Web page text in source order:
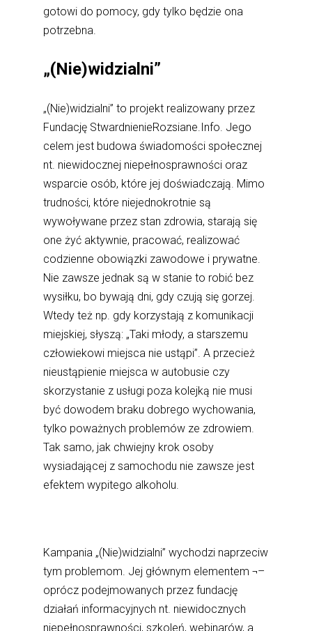
gotowi do pomocy, gdy tylko będzie ona
potrzebna.
„(Nie)widzialni”
„(Nie)widzialni” to projekt realizowany przez
Fundację StwardnienieRozsiane.Info. Jego
celem jest budowa świadomości społecznej
nt. niewidocznej niepełnosprawności oraz
wsparcie osób, które jej doświadczają. Mimo
trudności, które niejednokrotnie są
wywoływane przez stan zdrowia, starają się
one żyć aktywnie, pracować, realizować
codzienne obowiązki zawodowe i prywatne.
Nie zawsze jednak są w stanie to robić bez
wysiłku, bo bywają dni, gdy czują się gorzej.
Wtedy też np. gdy korzystają z komunikacji
miejskiej, słyszą: „Taki młody, a starszemu
człowiekowi miejsca nie ustąpi”. A przecież
nieustąpienie miejsca w autobusie czy
skorzystanie z usługi poza kolejką nie musi
być dowodem braku dobrego wychowania,
tylko poważnych problemów ze zdrowiem.
Tak samo, jak chwiejny krok osoby
wysiadającej z samochodu nie zawsze jest
efektem wypitego alkoholu.
Kampania „(Nie)widzialni” wychodzi naprzeciw
tym problemom. Jej głównym elementem ¬–
oprócz podejmowanych przez fundację
działań informacyjnych nt. niewidocznych
niepełnosprawności, szkoleń, webinarów, a